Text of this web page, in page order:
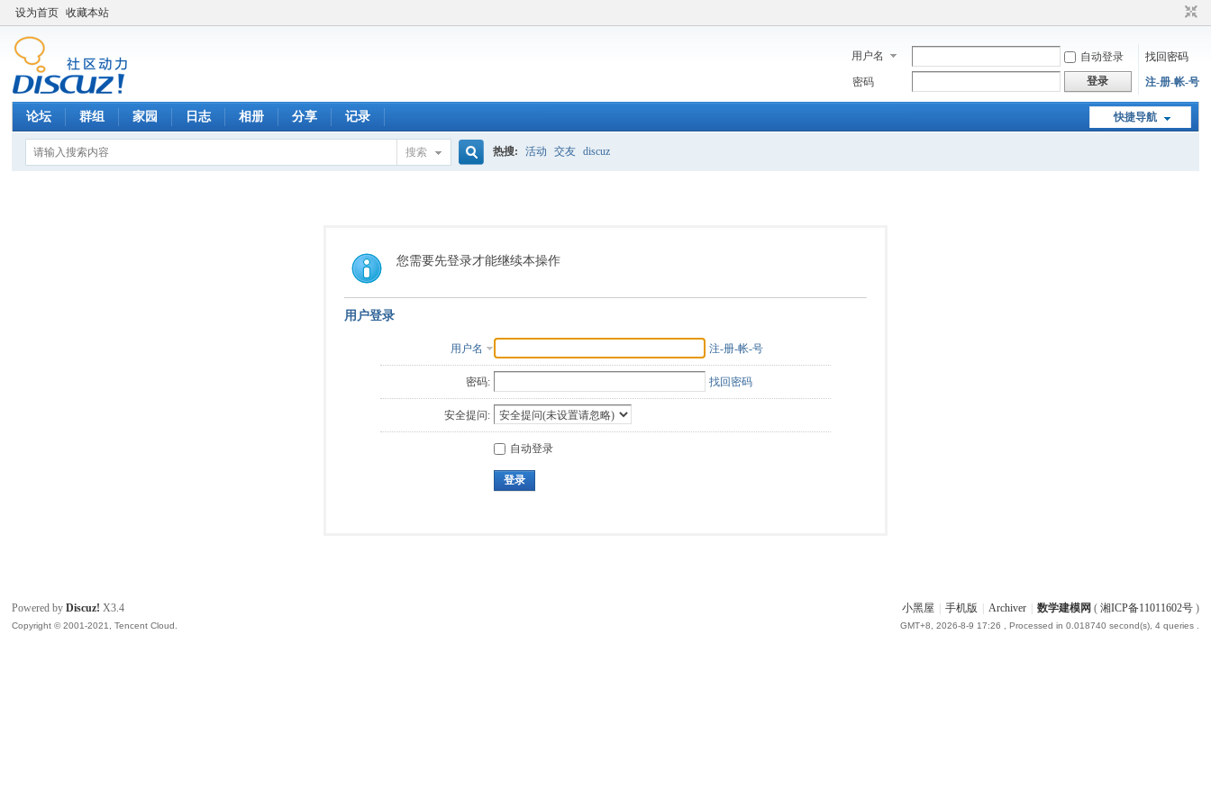
设为首页 收藏本站
用户名 自动登录
找回密码
密码
登录 注-册-帐-号
快捷导航
论坛 群组 家园 日志 相册 分享 记录
搜索
索
热搜: 活动 交友 discuz
您需要先登录才能继续本操作
用户登录
用户名 注-册-帐-号
密码: 找回密码
安全提问:
自动登录
登录
小黑屋 手机版 Archiver 数学建模网 ( 湘ICP备11011602号)
GMT+8, 2026-8-9 17:26 , Processed in 0.018740 second(s), 4 queries .
Powered byDiscuz! X3.4
Copyright © 2001-2021, Tencent Cloud.